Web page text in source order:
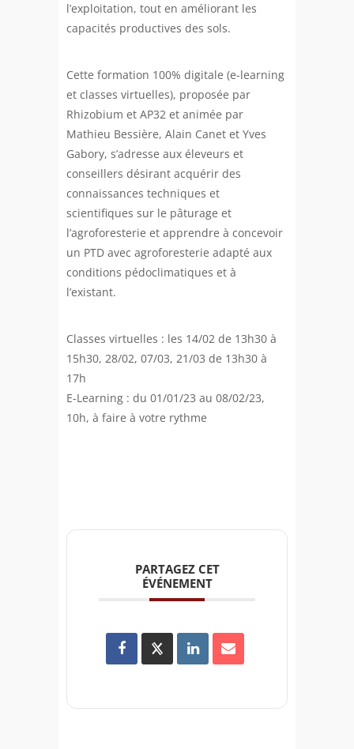
l’exploitation, tout en améliorant les
capacités productives des sols.
Cette formation 100% digitale (e-learning
et classes virtuelles), proposée par
Rhizobium et AP32 et animée par
Mathieu Bessière, Alain Canet et Yves
Gabory, s’adresse aux éleveurs et
conseillers désirant acquérir des
connaissances techniques et
scientifiques sur le pâturage et
l’agroforesterie et apprendre à concevoir
un PTD avec agroforesterie adapté aux
conditions pédoclimatiques et à
l’existant.
Classes virtuelles : les 14/02 de 13h30 à
15h30, 28/02, 07/03, 21/03 de 13h30 à
17h
E-Learning : du 01/01/23 au 08/02/23,
10h, à faire à votre rythme
PARTAGEZ CET
ÉVÉNEMENT